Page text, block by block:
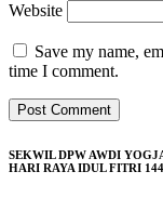
Website
Save my name,
time I comment.
SEKWIL DPW AWDI
HARI RAYA IDUL FITRI